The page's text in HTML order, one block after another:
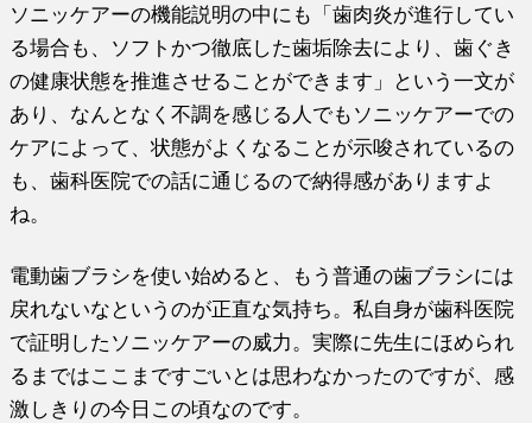
ソニッケアーの機能説明の中にも「歯肉炎が進行してい
る場合も、ソフトかつ徹底した歯垢除去により、歯ぐき
の健康状態を推進させることができます」という一文が
あり、なんとなく不調を感じる人でもソニッケアーでの
ケアによって、状態がよくなることが示唆されているの
も、歯科医院での話に通じるので納得感がありますよ
ね。
電動歯ブラシを使い始めると、もう普通の歯ブラシには
戻れないなというのが正直な気持ち。私自身が歯科医院
で証明したソニッケアーの威力。実際に先生にほめられ
るまではここまですごいとは思わなかったのですが、感
激しきりの今日この頃なのです。